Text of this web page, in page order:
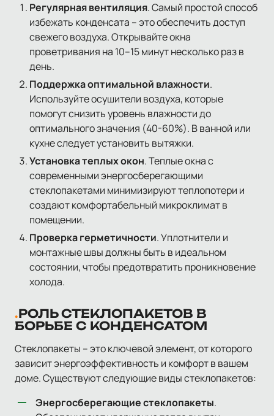
Регулярная вентиляция. Самый простой способ
избежать конденсата – это обеспечить доступ
свежего воздуха. Открывайте окна
проветривания на 10–15 минут несколько раз в
день.
Поддержка оптимальной влажности.
Используйте осушители воздуха, которые
помогут снизить уровень влажности до
оптимального значения (40-60%). В ванной или
кухне следует установить вытяжки.
Установка теплых окон. Теплые окна с
современными энергосберегающими
стеклопакетами минимизируют теплопотери и
создают комфортабельный микроклимат в
помещении.
Проверка герметичности. Уплотнители и
монтажные швы должны быть в идеальном
состоянии, чтобы предотвратить проникновение
холода.
РОЛЬ СТЕКЛОПАКЕТОВ В
БОРЬБЕ С КОНДЕНСАТОМ
Стеклопакеты – это ключевой элемент, от которого
зависит энергоэффективность и комфорт в вашем
доме. Существуют следующие виды стеклопакетов:
Энергосберегающие стеклопакеты.